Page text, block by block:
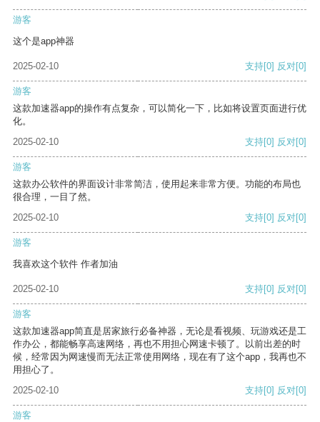
游客
这个是app神器
2025-02-10 支持[0] 反对[0]
游客
这款加速器app的操作有点复杂，可以简化一下，比如将设置页面进行优
化。
2025-02-10
支持[0] 反对[0]
游客
这款办公软件的界面设计非常简洁，使用起来非常方便。功能的布局也
很合理，一目了然。
2025-02-10
支持[0] 反对[0]
游客
我喜欢这个软件 作者加油
2025-02-10 支持[0] 反对[0]
游客
这款加速器app简直是居家旅行必备神器，无论是看视频、玩游戏还是工
作办公，都能畅享高速网络，再也不用担心网速卡顿了。以前出差的时
候，经常因为网速慢而无法正常使用网络，现在有了这个app，我再也不
用担心了。
2025-02-10
支持[0] 反对[0]
游客